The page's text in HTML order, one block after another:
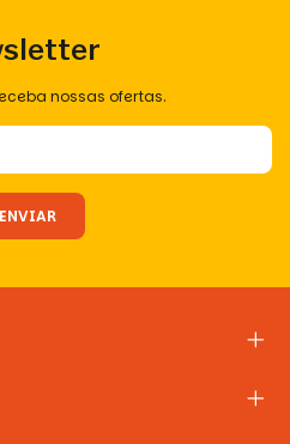
nossas ofertas.